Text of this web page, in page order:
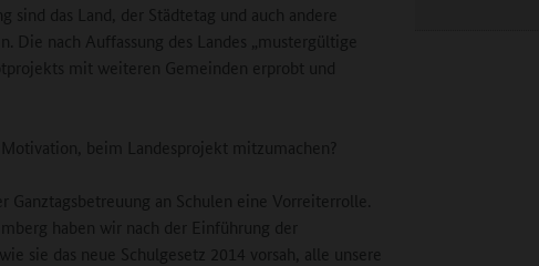
sind das Land, der Städtetag und auch andere
Die nach Auffassung des Landes „mustergültige
mit weiteren Gemeinden erprobt und
beim Landesprojekt mitzumachen?
Ganztagsbetreuung an Schulen eine Vorreiterrolle.
haben wir nach der Einführung der
sie das neue Schulgesetz 2014 vorsah, alle unsere